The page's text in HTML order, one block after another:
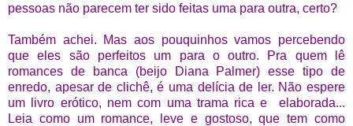
pessoas não parecem ter sido feitas uma para outra, certo?
Também achei. Mas aos pouquinhos vamos percebendo
que eles são perfeitos um para o outro. Pra quem lê
romances de banca (beijo Diana Palmer) esse tipo de
enredo, apesar de clichê, é uma delícia de ler. Não espere
um livro erótico, nem com uma trama rica e elaborada...
Leia como um romance, leve e gostoso, que tem como